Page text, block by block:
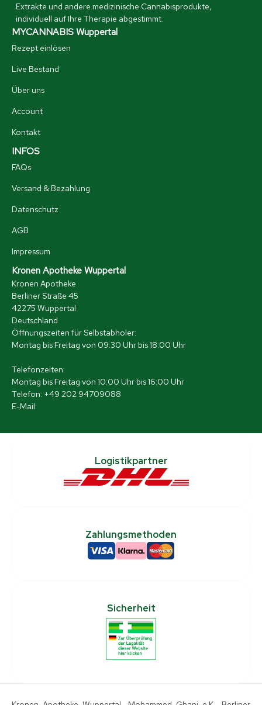
Extrakte und andere medizinische Cannabisprodukte,
individuell auf Ihre Therapie abgestimmt.
MYCANNABIS Wuppertal
Rezept einlösen
Live Bestand
Über uns
Account
Kontakt
INFOS
FAQs
Versand & Bezahlung
Datenschutz
AGB
Impressum
Kronen Apotheke Wuppertal
Kronen Apotheke
Berliner Straße 45
42275 Wuppertal
Deutschland
Öffnungszeiten für Selbstabholer:
Montag bis Freitag von 09:30 Uhr bis 18:00 Uhr
Telefonzeiten:
Montag bis Freitag von 10:00 Uhr bis 16:00 Uhr
Telefon: +49 202 94709088
E-Mail:
Logistikpartner
Zahlungsmethoden
Sicherheit